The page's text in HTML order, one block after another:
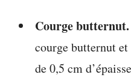
Courge butternut.
courge butternut et
de 0,5 cm